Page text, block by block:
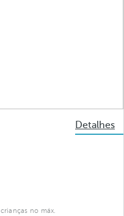
Detalhes
no máx.